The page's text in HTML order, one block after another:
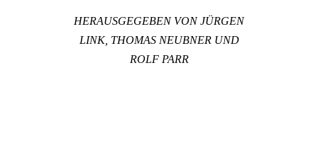
HERAUSGEGEBEN VON JÜRGEN
LINK, THOMAS NEUBNER UND
ROLF PARR